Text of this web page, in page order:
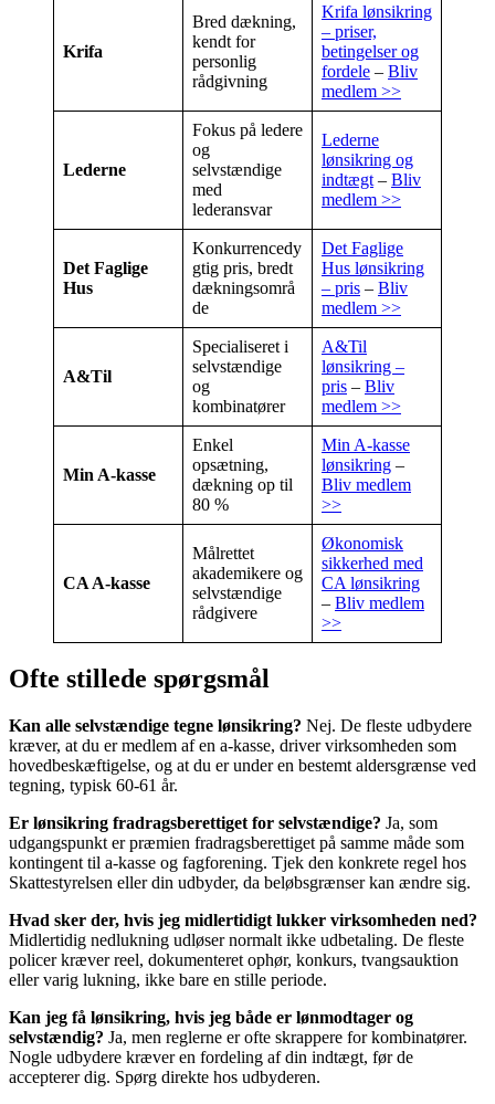
Krifa
Bred dækning,
kendt for
personlig
rådgivning
Krifa lønsikring
– priser,
betingelser og
fordele – Bliv
medlem >>
Lederne
Fokus på ledere
og
selvstændige
med
lederansvar
Lederne
lønsikring og
indtægt – Bliv
medlem >>
Det Faglige
Hus
Konkurrencedy
gtig pris, bredt
dækningsområ
de
Det Faglige
Hus lønsikring
– pris – Bliv
medlem >>
A&Til
Specialiseret i
selvstændige
og
kombinatører
A&Til
lønsikring –
pris – Bliv
medlem >>
Min A-kasse
Enkel
opsætning,
dækning op til
80 %
Min A-kasse
lønsikring –
Bliv medlem
>>
CA A-kasse
Målrettet
akademikere og
selvstændige
rådgivere
Økonomisk
sikkerhed med
CA lønsikring
– Bliv medlem
>>
Ofte stillede spørgsmål
Kan alle selvstændige tegne lønsikring? Nej. De fleste udbydere
kræver, at du er medlem af en a-kasse, driver virksomheden som
hovedbeskæftigelse, og at du er under en bestemt aldersgrænse ved
tegning, typisk 60-61 år.
Er lønsikring fradragsberettiget for selvstændige? Ja, som
udgangspunkt er præmien fradragsberettiget på samme måde som
kontingent til a-kasse og fagforening. Tjek den konkrete regel hos
Skattestyrelsen eller din udbyder, da beløbsgrænser kan ændre sig.
Hvad sker der, hvis jeg midlertidigt lukker virksomheden ned?
Midlertidig nedlukning udløser normalt ikke udbetaling. De fleste
policer kræver reel, dokumenteret ophør, konkurs, tvangsauktion
eller varig lukning, ikke bare en stille periode.
Kan jeg få lønsikring, hvis jeg både er lønmodtager og
selvstændig? Ja, men reglerne er ofte skrappere for kombinatører.
Nogle udbydere kræver en fordeling af din indtægt, før de
accepterer dig. Spørg direkte hos udbyderen.